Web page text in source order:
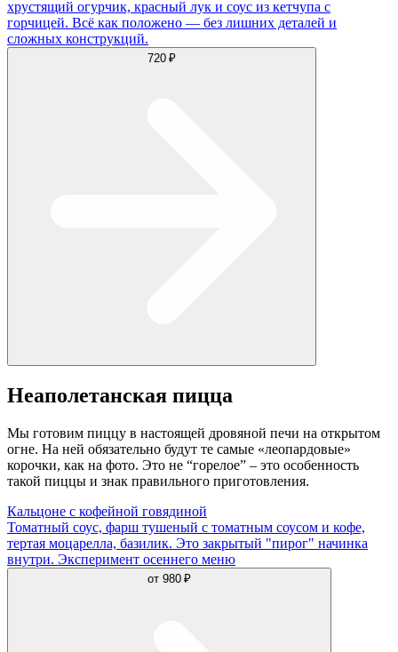
хрустящий огурчик, красный лук и соус из кетчупа с
горчицей. Всё как положено — без лишних деталей и
сложных конструкций.
720 ₽
Неаполетанская пицца
Мы готовим пиццу в настоящей дровяной печи на открытом
огне. На ней обязательно будут те самые «леопардовые»
корочки, как на фото. Это не “горелое” – это особенность
такой пиццы и знак правильного приготовления.
Кальцоне с кофейной говядиной
Томатный соус, фарш тушеный с томатным соусом и кофе,
тертая моцарелла, базилик. Это закрытый "пирог" начинка
внутри. Эксперимент осеннего меню
от 980 ₽